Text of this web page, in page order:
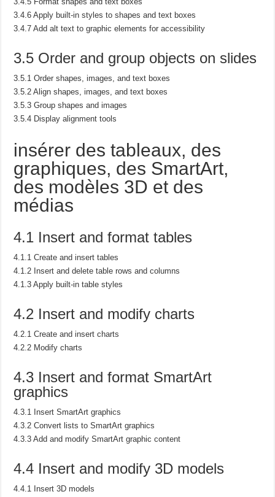
3.4.6 Apply built-in styles to shapes and text boxes
3.4.7 Add alt text to graphic elements for accessibility
3.5 Order and group objects on slides
3.5.1 Order shapes, images, and text boxes
3.5.2 Align shapes, images, and text boxes
3.5.3 Group shapes and images
3.5.4 Display alignment tools
insérer des tableaux, des
graphiques, des SmartArt,
des modèles 3D et des
médias
4.1 Insert and format tables
4.1.1 Create and insert tables
4.1.2 Insert and delete table rows and columns
4.1.3 Apply built-in table styles
4.2 Insert and modify charts
4.2.1 Create and insert charts
4.2.2 Modify charts
4.3 Insert and format SmartArt
graphics
4.3.1 Insert SmartArt graphics
4.3.2 Convert lists to SmartArt graphics
4.3.3 Add and modify SmartArt graphic content
4.4 Insert and modify 3D models
4.4.1 Insert 3D models